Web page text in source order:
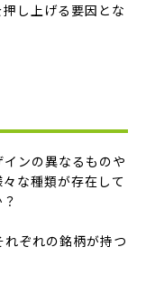
し上げる要因とな
ンの異なるものや
な種類が存在して
ぞれの銘柄が持つ